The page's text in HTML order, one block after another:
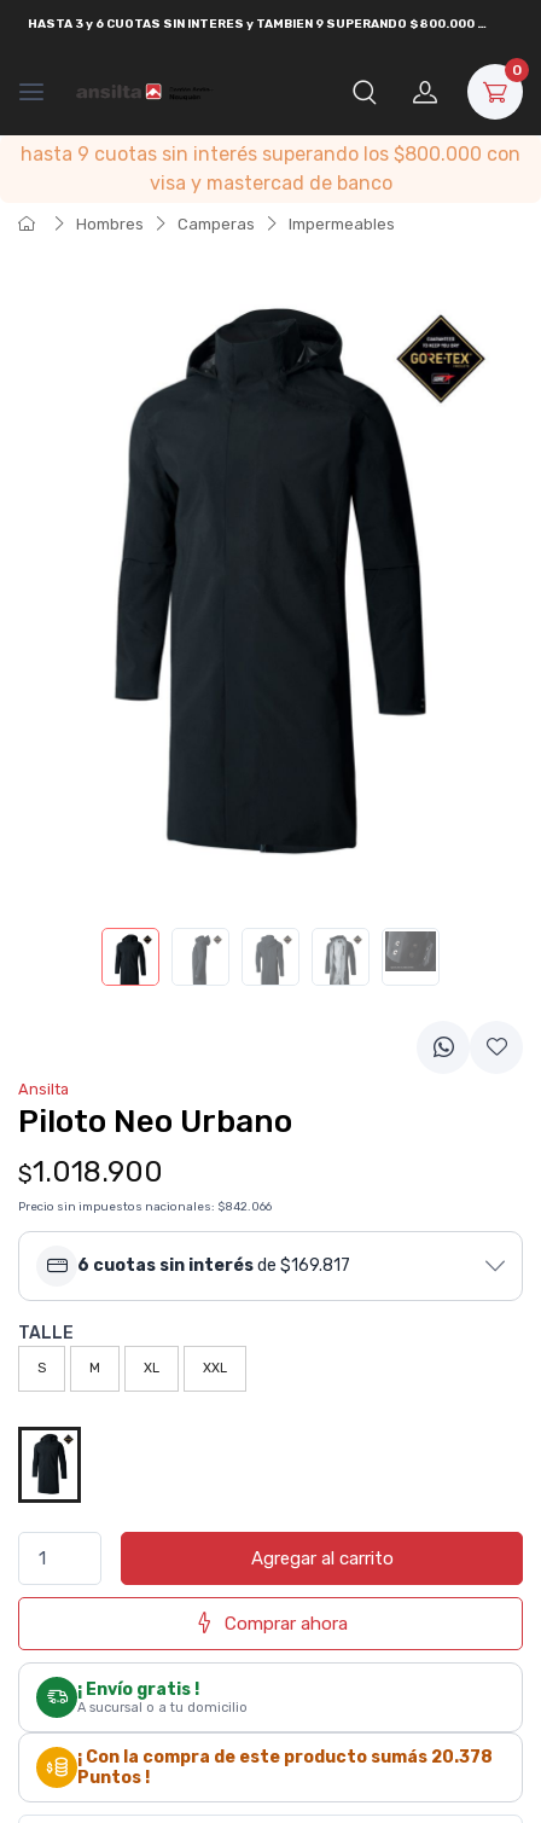
HASTA 3 y 6 CUOTAS SIN INTERES y TAMBIEN 9 SUPERANDO $800.000 CON
0
hasta 9 cuotas sin interés superando los $800.000 con
visa y mastercad de banco
Hombres Camperas Impermeables
Ansilta
Piloto Neo Urbano
$1.018.900
Precio sin impuestos nacionales: $842.066
6 cuotas sin interésde $169.817
TALLE
S M XL XXL
Agregar al carrito
Comprar ahora
¡ Envío gratis !
A sucursal o a tu domicilio
¡ Con la compra de este producto sumás 20.378
Puntos !